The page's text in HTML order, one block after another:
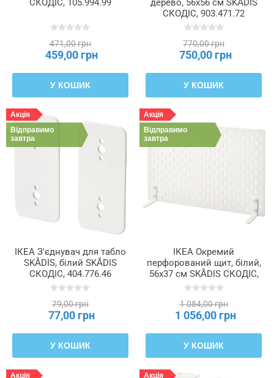
СКОДІС, 105.994.99
471,00 грн
459,00 грн
У КОШИК
дерево, 56x56 см SKÅDIS
СКОДІС, 903.471.72
770,00 грн
750,00 грн
У КОШИК
Акція
Відправимо
завтра
ІКЕА З'єднувач для табло
SKÅDIS, білий SKÅDIS
СКОДІС, 404.776.46
79,00 грн
77,00 грн
У КОШИК
Акція
Відправимо
завтра
ІКЕА Окремий
перфорований щит, білий,
56x37 см SKÅDIS СКОДІС,
005.415.74
1 084,00 грн
1 056,00 грн
У КОШИК
Акція
Акція